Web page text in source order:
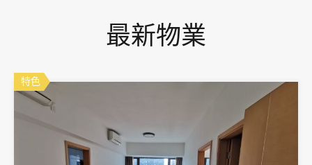
最新物業
特色